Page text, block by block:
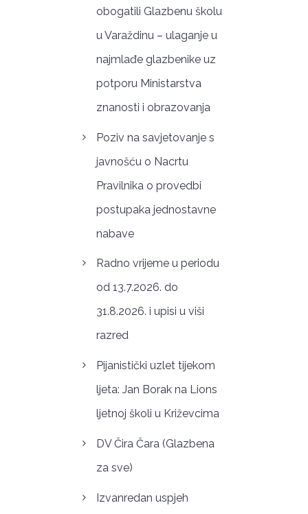
obogatili Glazbenu školu
u Varaždinu – ulaganje u
najmlađe glazbenike uz
potporu Ministarstva
znanosti i obrazovanja
Poziv na savjetovanje s
javnošću o Nacrtu
Pravilnika o provedbi
postupaka jednostavne
nabave
Radno vrijeme u periodu
od 13.7.2026. do
31.8.2026. i upisi u viši
razred
Pijanistički uzlet tijekom
ljeta: Jan Borak na Lions
ljetnoj školi u Križevcima
DV Čira Čara (Glazbena
za sve)
Izvanredan uspjeh